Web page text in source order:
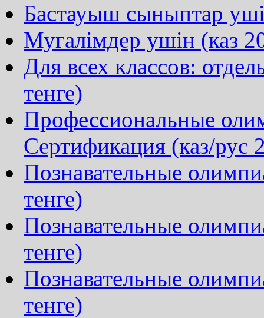
Бастауыш сыныптар
Мугалімдер ушін (каз
Для всех классов:
тенге)
Профессиональные
Сертификация (каз/рус
Познавательные
тенге)
Познавательные
тенге)
Познавательные
тенге)